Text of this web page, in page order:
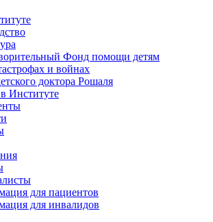
Фонд помощи детям
и войнах
доктора Рошаля
Институте
для пациентов
для инвалидов